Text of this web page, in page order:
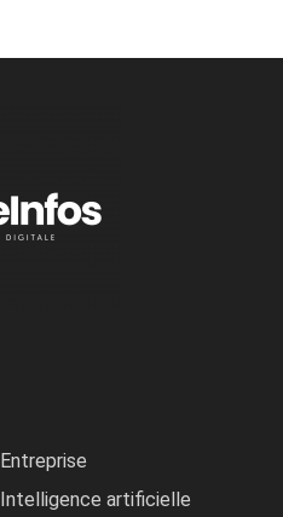
Nigeria,
Entreprise
Intelligence artificielle